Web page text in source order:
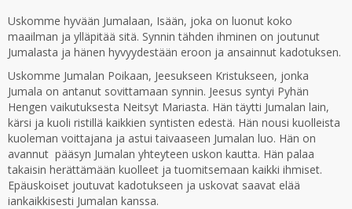
Uskomme hyvään Jumalaan, Isään, joka on luonut koko
maailman ja ylläpitää sitä. Synnin tähden ihminen on joutunut
Jumalasta ja hänen hyvyydestään eroon ja ansainnut kadotuksen.
Uskomme Jumalan Poikaan, Jeesukseen Kristukseen, jonka
Jumala on antanut sovittamaan synnin. Jeesus syntyi Pyhän
Hengen vaikutuksesta Neitsyt Mariasta. Hän täytti Jumalan lain,
kärsi ja kuoli ristillä kaikkien syntisten edestä. Hän nousi kuolleista
kuoleman voittajana ja astui taivaaseen Jumalan luo. Hän on
avannut pääsyn Jumalan yhteyteen uskon kautta. Hän palaa
takaisin herättämään kuolleet ja tuomitsemaan kaikki ihmiset.
Epäuskoiset joutuvat kadotukseen ja uskovat saavat elää
iankaikkisesti Jumalan kanssa.